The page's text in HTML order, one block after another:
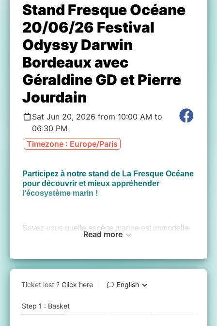
Stand Fresque Océane
20/06/26 Festival
Odyssy Darwin
Bordeaux avec
Géraldine GD et Pierre
Jourdain
Sat Jun 20, 2026 from 10:00 AM to
06:30 PM
Timezone : Europe/Paris
Participez à notre stand de La Fresque Océane
pour découvrir et mieux appréhender
l'écosystème marin !
Savez-vous quelle espèce marine est immortelle
? D'où viennent les marées vertes ? Quelle est la
au chalut ? Quelle est la part du transport maritime
dans le transport de marchandises ?
Venez découvrir la “Fresque Océane
l'agence Eau-Adour-Garonne à samedi 20 juin
2026, un atelier ludique et collaboratif pour
Read more